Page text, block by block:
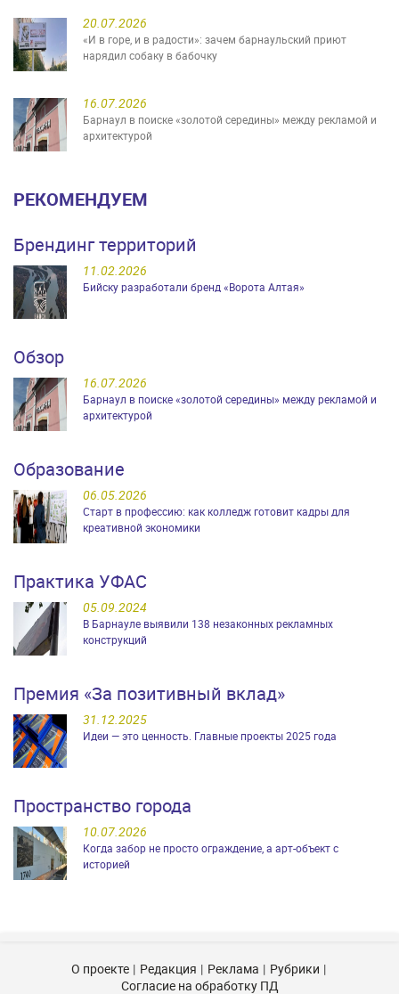
20.07.2026
«И в горе, и в радости»: зачем барнаульский приют
нарядил собаку в бабочку
16.07.2026
Барнаул в поиске «золотой середины» между рекламой и
архитектурой
РЕКОМЕНДУЕМ
Брендинг территорий
11.02.2026
Бийску разработали бренд «Ворота Алтая»
Обзор
16.07.2026
Барнаул в поиске «золотой середины» между рекламой и
архитектурой
Образование
06.05.2026
Старт в профессию: как колледж готовит кадры для
креативной экономики
Практика УФАС
05.09.2024
В Барнауле выявили 138 незаконных рекламных
конструкций
Премия «За позитивный вклад»
31.12.2025
Идеи — это ценность. Главные проекты 2025 года
Пространство города
10.07.2026
Когда забор не просто ограждение, а арт-объект с
историей
О проекте Редакция Реклама
Рубрики
Согласие на обработку ПД